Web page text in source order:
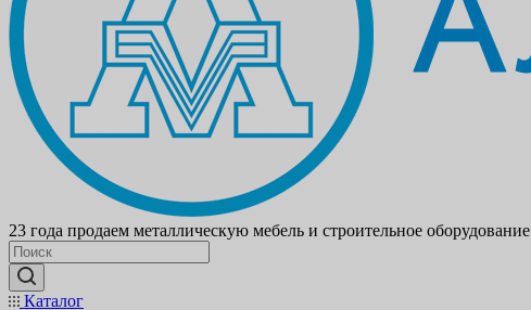
23 года продаем металлическую мебель и строительное оборудование
Каталог